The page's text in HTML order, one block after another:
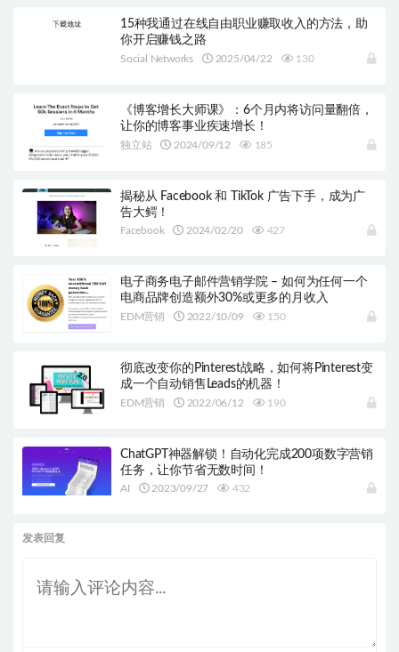
15种我通过在线自由职业赚取收入的方法，助
你开启赚钱之路
Social Networks 2025/04/22 130
《博客增长大师课》：6个月内将访问量翻倍，
让你的博客事业疾速增长！
独立站 2024/09/12 185
揭秘从 Facebook 和 TikTok 广告下手，成为广
告大鳄！
Facebook 2024/02/20 427
电子商务电子邮件营销学院 – 如何为任何一个
电商品牌创造额外30%或更多的月收入
EDM营销 2022/10/09 150
彻底改变你的Pinterest战略，如何将Pinterest变
成一个自动销售Leads的机器！
EDM营销 2022/06/12 190
ChatGPT神器解锁！自动化完成200项数字营销
任务，让你节省无数时间！
AI 2023/09/27 432
发表回复